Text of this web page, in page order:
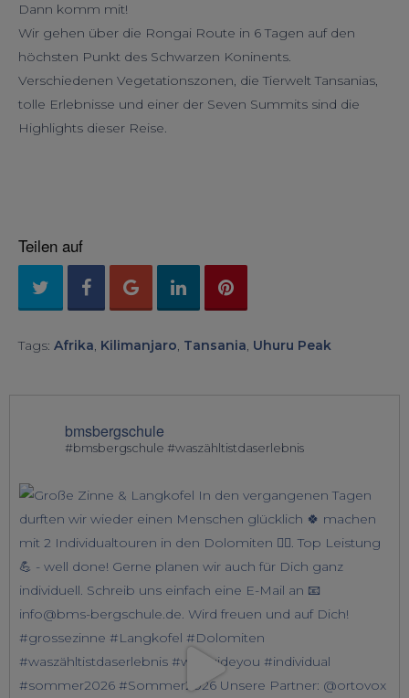
Dann komm mit!
Wir gehen über die Rongai Route in 6 Tagen auf den
höchsten Punkt des Schwarzen Koninents.
Verschiedenen Vegetationszonen, die Tierwelt Tansanias,
tolle Erlebnisse und einer der Seven Summits sind die
Highlights dieser Reise.
Teilen auf
Tags: Afrika, Kilimanjaro, Tansania, Uhuru Peak
bmsbergschule
#bmsbergschule #waszähltistdaserlebnis